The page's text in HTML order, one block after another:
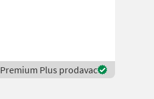
Premium Plus prodavac